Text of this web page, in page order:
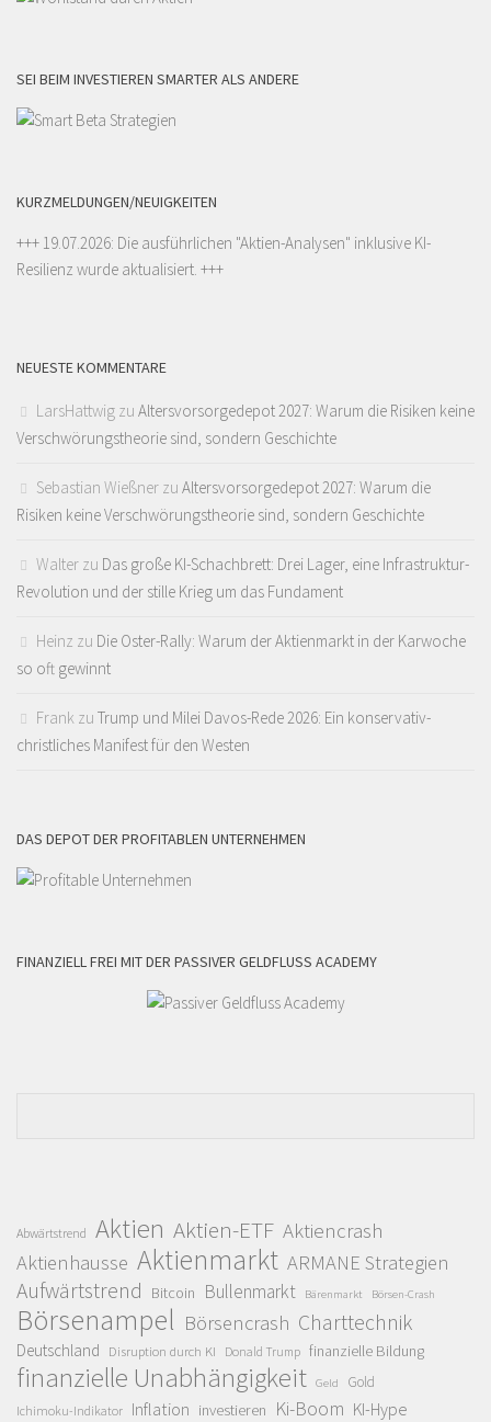
SEI BEIM INVESTIEREN SMARTER ALS ANDERE
KURZMELDUNGEN/NEUIGKEITEN
+++ 19.07.2026: Die ausführlichen "Aktien-Analysen" inklusive KI-
Resilienz wurde aktualisiert. +++
NEUESTE KOMMENTARE
LarsHattwig zu Altersvorsorgedepot 2027: Warum die Risiken keine
Verschwörungstheorie sind, sondern Geschichte
Sebastian Wießner zu Altersvorsorgedepot 2027: Warum die
Risiken keine Verschwörungstheorie sind, sondern Geschichte
Walter zu Das große KI-Schachbrett: Drei Lager, eine Infrastruktur-
Revolution und der stille Krieg um das Fundament
Heinz zu Die Oster-Rally: Warum der Aktienmarkt in der Karwoche
so oft gewinnt
Frank zu Trump und Milei Davos-Rede 2026: Ein konservativ-
christliches Manifest für den Westen
DAS DEPOT DER PROFITABLEN UNTERNEHMEN
FINANZIELL FREI MIT DER PASSIVER GELDFLUSS ACADEMY
Abwärtstrend Aktien Aktien-ETF Aktiencrash
Aktienhausse Aktienmarkt ARMANE Strategien
Aufwärtstrend Bitcoin Bullenmarkt Bärenmarkt Börsen-Crash
Börsenampel Börsencrash Charttechnik
Deutschland Disruption durch KI Donald Trump finanzielle Bildung
finanzielle Unabhängigkeit Geld Gold
Ichimoku-Indikator Inflation investieren Ki-Boom KI-Hype